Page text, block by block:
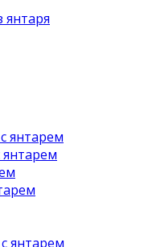
янтаря
янтарем
янтарем